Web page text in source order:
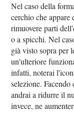
Nel caso della
cerchio che appare
rimuovere parti
o a spicchi. Nel
già visto sopra per
un'ulteriore
infatti, noterai
selezione.
andrai a ridurre il
invece, ne